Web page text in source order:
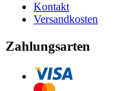
Kontakt
Versandkosten
Zahlungsarten